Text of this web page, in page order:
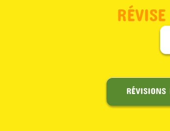
RÉVISIONS